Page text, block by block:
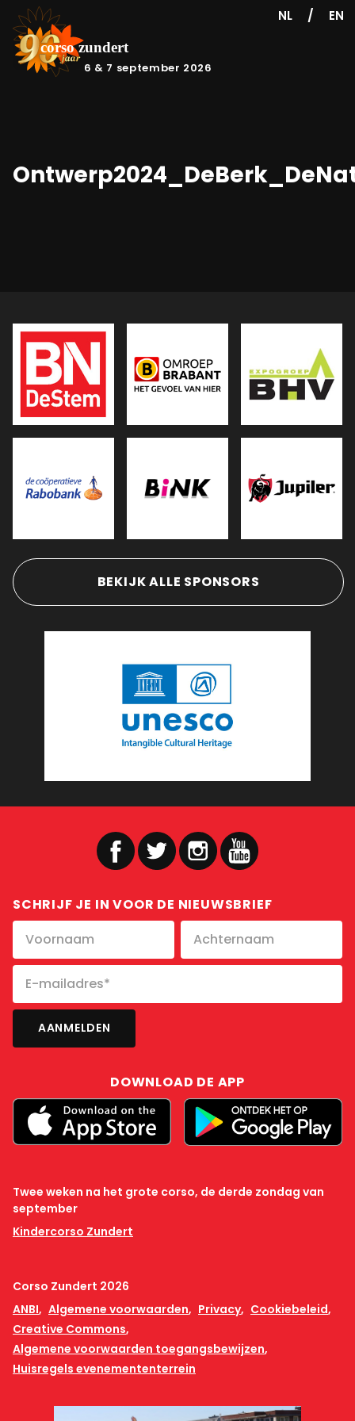
6 & 7 september 2026
NL / EN
BEKIJK ALLE SPONSORS
SCHRIJF JE IN VOOR DE NIEUWSBRIEF
DOWNLOAD DE APP
Twee weken na het grote corso, de derde zondag van
september
Kindercorso Zundert
Corso Zundert 2026
ANBI
Algemene voorwaarden Privacy
Cookiebeleid
Creative Commons
Algemene voorwaarden toegangsbewijzen
Huisregels evenemententerrein